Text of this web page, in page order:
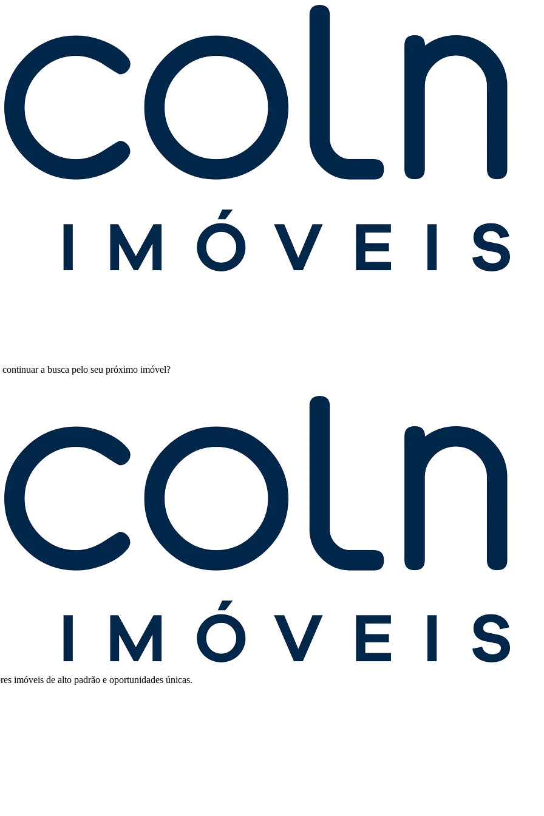
a busca pelo seu próximo imóvel?
imóveis de alto padrão e oportunidades únicas.